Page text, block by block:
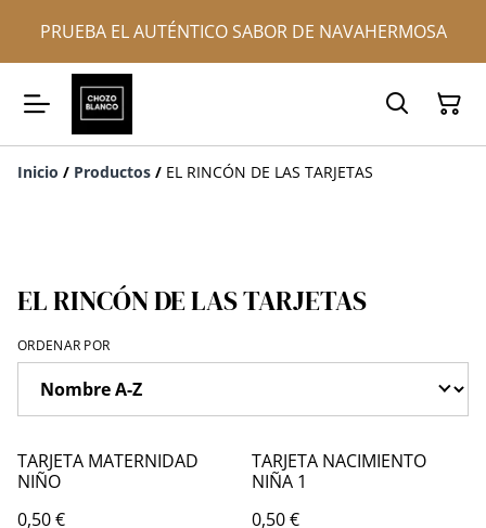
PRUEBA EL AUTÉNTICO SABOR DE NAVAHERMOSA
Inicio / Productos / EL RINCÓN DE LAS TARJETAS
EL RINCÓN DE LAS TARJETAS
ORDENAR POR
TARJETA MATERNIDAD
NIÑO
0,50 €
TARJETA NACIMIENTO
NIÑA 1
0,50 €